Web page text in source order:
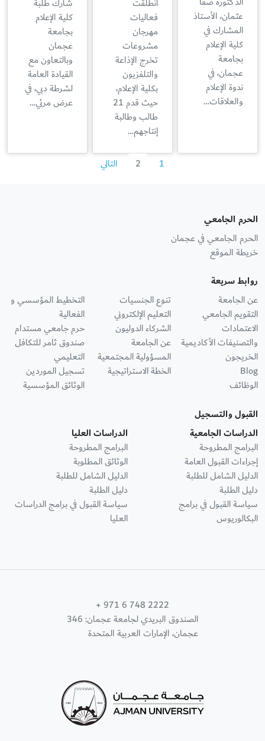
عثمان، الأستاذ
المشارك في
كلية الإعلام
بجامعة
عجمان، في
ندوة الإعلام
والعلاقات…
انطلقت
فعاليات
مهرجان
مشروعات
تخرج الإذاعة
والتلفزيون
بكلية الإعلام،
حيث قدم 21
طالب وطالبة
إنتاجهم…
شارك طلبة
كلية الإعلام
بجامعة
عجمان
وبالتعاون مع
القيادة العامة
لشرطة دبي، في
عرض مرئي…
1
2 التالي
الحرم الجامعي
الحرم الجامعي في عجمان
خريطة الموقع
روابط سريعة
عن الجامعة
التقويم الجامعي
الاعتمادات
والتصنيفات الأكاديمية
الخريجون
Blog
الوظائف
تنوع الجنسيات
التعليم الإلكتروني
الشركاء الدوليون
عن الجامعة
المسؤولية المجتمعية
الخطة الاستراتيجية
التخطيط المؤسسي و
الفعالية
حرم جامعي مستدام
صندوق ثامر للتكافل
التعليمي
تسجيل الموردين
الوثائق المؤسسية
القبول والتسجيل
الدراسات الجامعية
البرامج المطروحة
إجراءات القبول العامة
الدليل الشامل للطلبة
دليل الطلبة
سياسة القبول في برامج
البكالوريوس
الدراسات العليا
البرامج المطروحة
الوثائق المطلوبة
الدليل الشامل للطلبة
دليل الطلبة
سياسة القبول في برامج الدراسات
العليا
+ 971 6 748 2222
الصندوق البريدي لجامعة عجمان: 346
عجمان، الإمارات العربية المتحدة